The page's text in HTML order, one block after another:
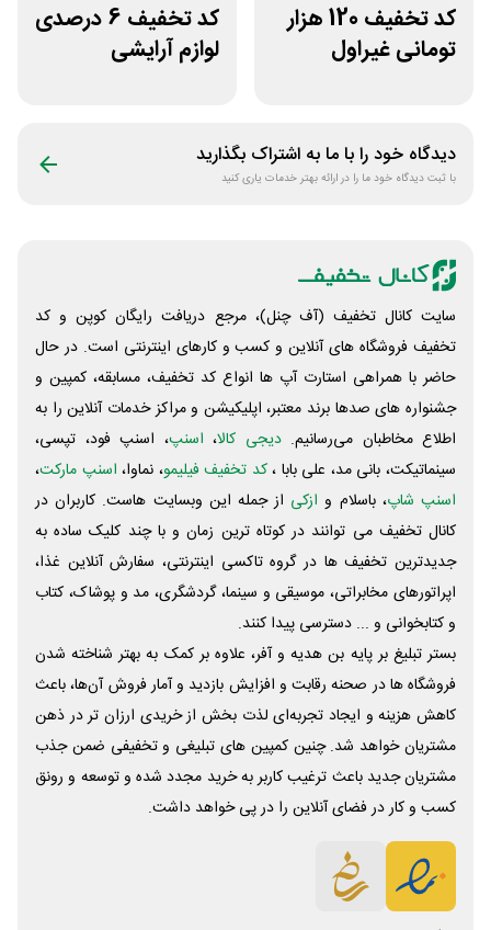
کد تخفیف 120 هزار
تومانی غیراول
کد تخفیف 6 درصدی
لوازم آرایشی
دیدگاه خود را با ما به اشتراک بگذارید
با ثبت دیدگاه خود ما را در ارائه بهتر خدمات یاری کنید
سایت کانال تخفیف (آف چنل)، مرجع دریافت رایگان کوپن و کد
تخفیف فروشگاه های آنلاین و کسب و‌ کارهای اینترنتی است. در حال
حاضر با همراهی استارت آپ ها انواع کد تخفیف، مسابقه، کمپین و
جشنواره های صدها برند معتبر، اپلیکیشن و مراکز خدمات آنلاین را به
اطلاع مخاطبان می‌رسانیم. دیجی کالا، اسنپ، اسنپ فود، تپسی،
سینماتیکت، بانی مد، علی‌ بابا ،کد تخفیف فیلیمو، نماوا، اسنپ مارکت،
اسنپ شاپ، باسلام و ازکی از جمله این وبسایت ‌هاست. کاربران در
کانال تخفیف می توانند در کوتاه ترین زمان و با چند کلیک ساده به
جدیدترین تخفیف ها در گروه تاکسی اینترنتی، سفارش آنلاین غذا،
اپراتورهای مخابراتی، موسیقی و سینما، گردشگری، مد و پوشاک، کتاب
و کتابخوانی و ... دسترسی پیدا کنند.
بستر تبلیغ بر پایه بن هدیه و آفر، علاوه بر کمک به بهتر شناخته شدن
فروشگاه ها در صحنه رقابت و افزایش بازدید و آمار فروش آن‌ها، باعث
کاهش هزینه و ایجاد تجربه‌ای لذت بخش از خریدی ارزان تر در ذهن
مشتریان خواهد شد. چنین کمپین های تبلیغی و تخفیفی ضمن جذب
مشتریان جدید باعث ترغیب کاربر به خرید مجدد شده و توسعه و رونق
کسب و کار در فضای آنلاین را در پی خواهد داشت.